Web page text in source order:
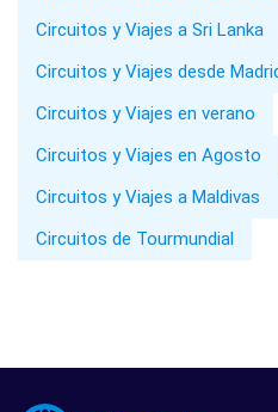
Circuitos y Viajes a Sri Lanka
Circuitos y Viajes desde
Circuitos y Viajes en verano
Circuitos y Viajes en Agosto
Circuitos y Viajes a Maldivas
Circuitos de Tourmundial